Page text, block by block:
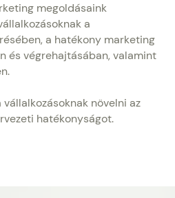
megoldásaink
a
a hatékony marketing
és végrehajtásában, valamint
növelni az
hatékonyságot.